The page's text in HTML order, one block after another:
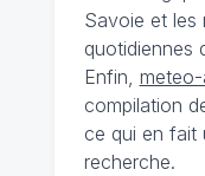
Savoie et les
quotidiennes
Enfin,
compilation
ce qui en fait
recherche.